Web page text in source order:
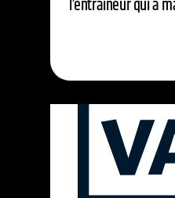
l’entraîneur qui a